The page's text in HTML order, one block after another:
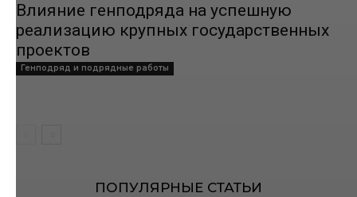
Влияние генподряда на успешную
реализацию крупных государственных
проектов
Генподряд и подрядные работы
ПОПУЛЯРНЫЕ СТАТЬИ